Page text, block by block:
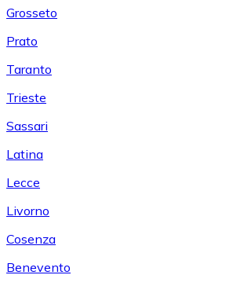
Grosseto
Prato
Taranto
Trieste
Sassari
Latina
Lecce
Livorno
Cosenza
Benevento